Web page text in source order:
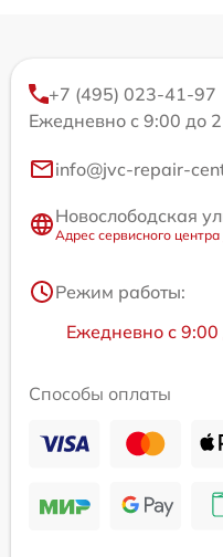
+7 (495) 023-41-97
Ежедневно с 9:00 до
info@jvc-repair-
Новослободская
Адрес сервисного центра
Режим работы:
Ежедневно с
Способы оплаты